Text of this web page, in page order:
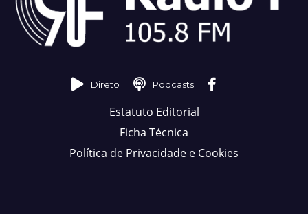
Direto Podcasts
Estatuto Editorial
Ficha Técnica
Política de Privacidade e Cookies